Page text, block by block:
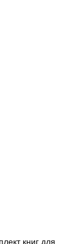
книг для